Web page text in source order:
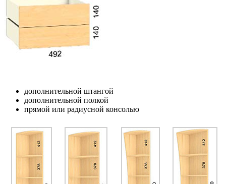
дополнительной штангой
дополнительной полкой
прямой или радиусной консолью